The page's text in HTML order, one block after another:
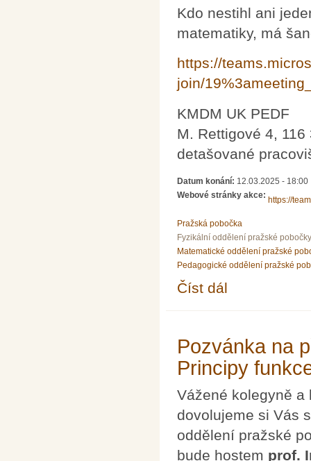
Kdo nestihl ani
matematiky, má
https://
join/
KMDM UK PEDF
M. Rettigové 4, 116
detašované
Datum konání: 12.03.2025 - 18:00
Webové stránky akce:
https://
Pražská pobočka
Fyzikální oddělení pražské pobočky
Matematické oddělení pražské
Pedagogické oddělení pražské
Číst dál
Pozvánka na
Principy
Vážené kolegyně a
dovolujeme si Vás
oddělení pražské
bude hostem prof.